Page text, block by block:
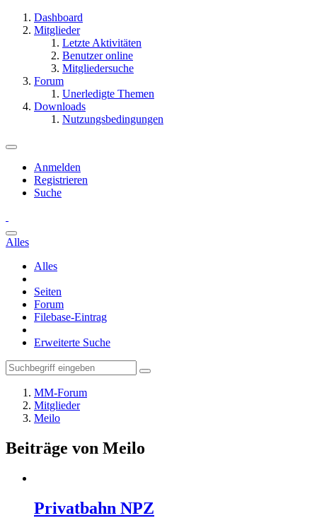
Dashboard
Mitglieder
Letzte Aktivitäten
Benutzer online
Mitgliedersuche
Forum
Unerledigte Themen
Downloads
Nutzungsbedingungen
Anmelden
Registrieren
Suche
Alles
Alles
Seiten
Forum
Filebase-Eintrag
Erweiterte Suche
MM-Forum
Mitglieder
Meilo
Beiträge von Meilo
Privatbahn NPZ